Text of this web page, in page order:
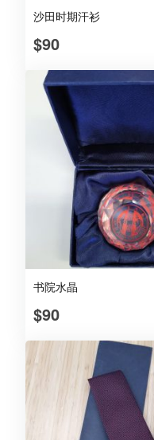
沙田时期汗衫
$90
书院水晶
$90